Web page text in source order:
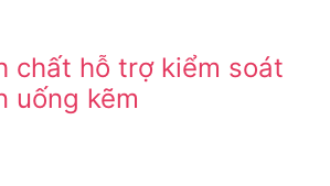
chất hỗ trợ kiểm soát
uống kẽm